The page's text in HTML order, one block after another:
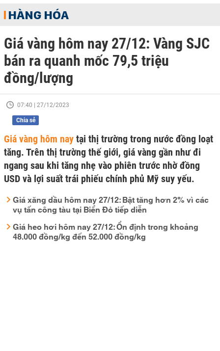
HÀNG HÓA
Giá vàng hôm nay 27/12: Vàng SJC
bán ra quanh mốc 79,5 triệu
đồng/lượng
07:40 | 27/12/2023
Chia sẻ
Giá vàng hôm nay tại thị trường trong nước đồng loạt
tăng. Trên thị trường thế giới, giá vàng gần như đi
ngang sau khi tăng nhẹ vào phiên trước nhờ đồng
USD và lợi suất trái phiếu chính phủ Mỹ suy yếu.
Giá xăng dầu hôm nay 27/12: Bật tăng hơn 2% vì các
vụ tấn công tàu tại Biển Đỏ tiếp diễn
Giá heo hơi hôm nay 27/12: Ổn định trong khoảng
48.000 đồng/kg đến 52.000 đồng/kg